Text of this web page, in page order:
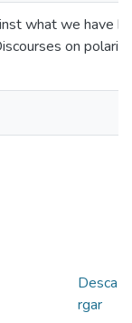
what we have
on
Desca
rgar